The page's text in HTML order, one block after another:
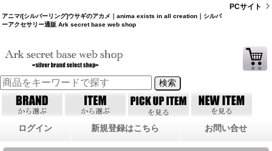
アニマ/[シルバーリング]ウサギのアカメ｜anima exists in all creation｜シルバ
ーアクセサリー通販 Ark secret base web shop
PCサイト
ログイン 新規登録はこちら お問い合せ